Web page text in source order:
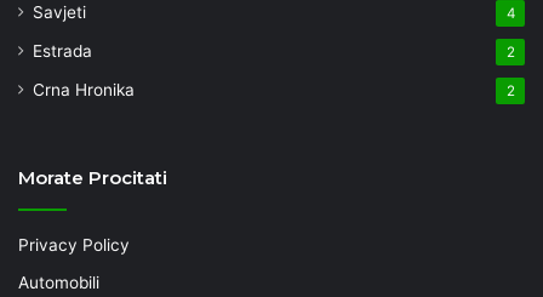
Savjeti 4
Estrada 2
Crna Hronika 2
Morate Procitati
Privacy Policy
Automobili